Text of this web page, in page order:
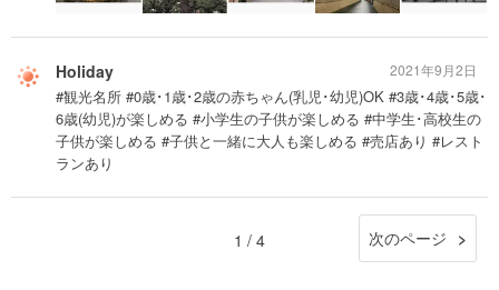
Holiday
#観光名所 #0歳･1歳･2歳の赤ちゃん(乳児･幼児)OK #3歳･4歳･5歳･
6歳(幼児)が楽しめる #小学生の子供が楽しめる #中学生･高校生の
子供が楽しめる #子供と一緒に大人も楽しめる #売店あり #レスト
ランあり
2021年9月2日
1 / 4 次のページ